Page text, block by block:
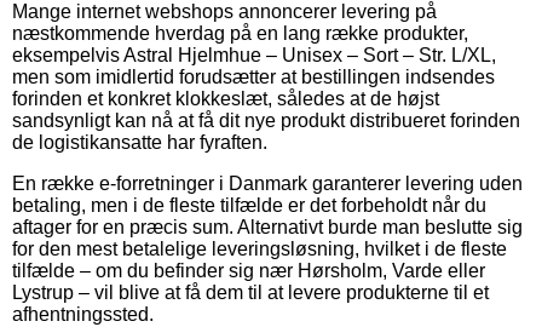
Mange internet webshops annoncerer levering på
næstkommende hverdag på en lang række produkter,
eksempelvis Astral Hjelmhue – Unisex – Sort – Str. L/XL,
men som imidlertid forudsætter at bestillingen indsendes
forinden et konkret klokkeslæt, således at de højst
sandsynligt kan nå at få dit nye produkt distribueret forinden
de logistikansatte har fyraften.
En række e-forretninger i Danmark garanterer levering uden
betaling, men i de fleste tilfælde er det forbeholdt når du
aftager for en præcis sum. Alternativt burde man beslutte sig
for den mest betalelige leveringsløsning, hvilket i de fleste
tilfælde – om du befinder sig nær Hørsholm, Varde eller
Lystrup – vil blive at få dem til at levere produkterne til et
afhentningssted.